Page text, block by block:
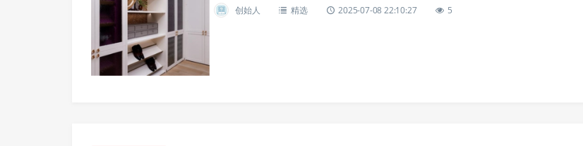
创始人 精选 2025-07-08 22:10:27 5